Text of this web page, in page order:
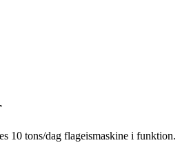
10 tons/dag flageismaskine i funktion.